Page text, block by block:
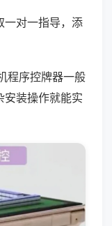
一对一指导，添
程序控牌器一般
安装操作就能实